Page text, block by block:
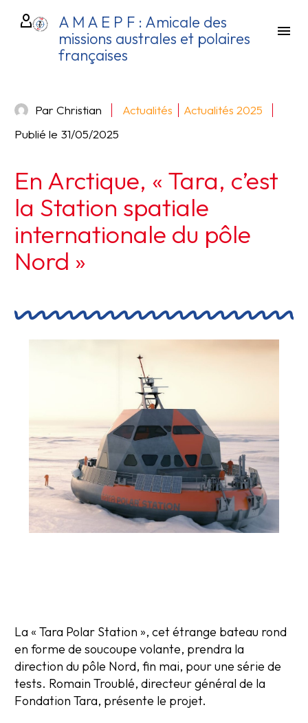
A M A E P F : Amicale des
missions australes et polaires
françaises
Par Christian Actualités
Actualités 2025
Publié le 31/05/2025
En Arctique, « Tara, c’est
la Station spatiale
internationale du pôle
Nord »
La « Tara Polar Station », cet étrange bateau rond
en forme de soucoupe volante, prendra la
direction du pôle Nord, fin mai, pour une série de
tests. Romain Troublé, directeur général de la
Fondation Tara, présente le projet.